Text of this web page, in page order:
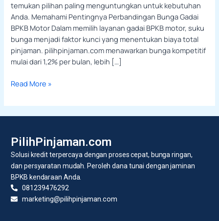
temukan pilihan paling menguntungkan untuk kebutuhan
Anda. Memahami Pentingnya Perbandingan Bunga Gadai
BPKB Motor Dalam memilih layanan gadai BPKB motor, suku
bunga menjadi faktor kunci yang menentukan biaya total
pinjaman. pilihpinjaman.com menawarkan bunga kompetitif
mulai dari 1,2% per bulan, lebih […]
Read More »
PilihPinjaman.com
Solusi kredit terpercaya dengan proses cepat, bunga ringan,
dan persyaratan mudah. Peroleh dana tunai dengan jaminan
BPKB kendaraan Anda.
081239476292
marketing@pilihpinjaman.com